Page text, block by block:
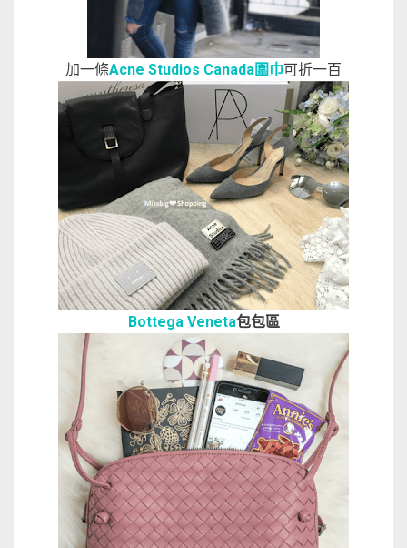
加一條Acne Studios Canada圍巾可折一百
Bottega Veneta包包區